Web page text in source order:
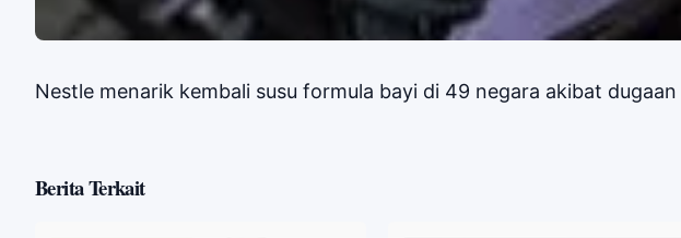
Nestle menarik kembali susu formula bayi di 49 negara akibat
Berita Terkait